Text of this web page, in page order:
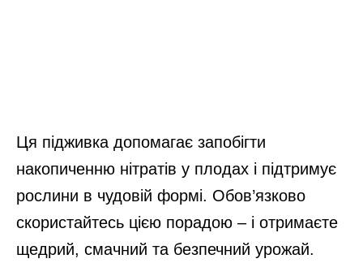
Ця підживка допомагає запобігти
накопиченню нітратів у плодах і підтримує
рослини в чудовій формі. Обов’язково
скористайтесь цією порадою – і отримаєте
щедрий, смачний та безпечний урожай.